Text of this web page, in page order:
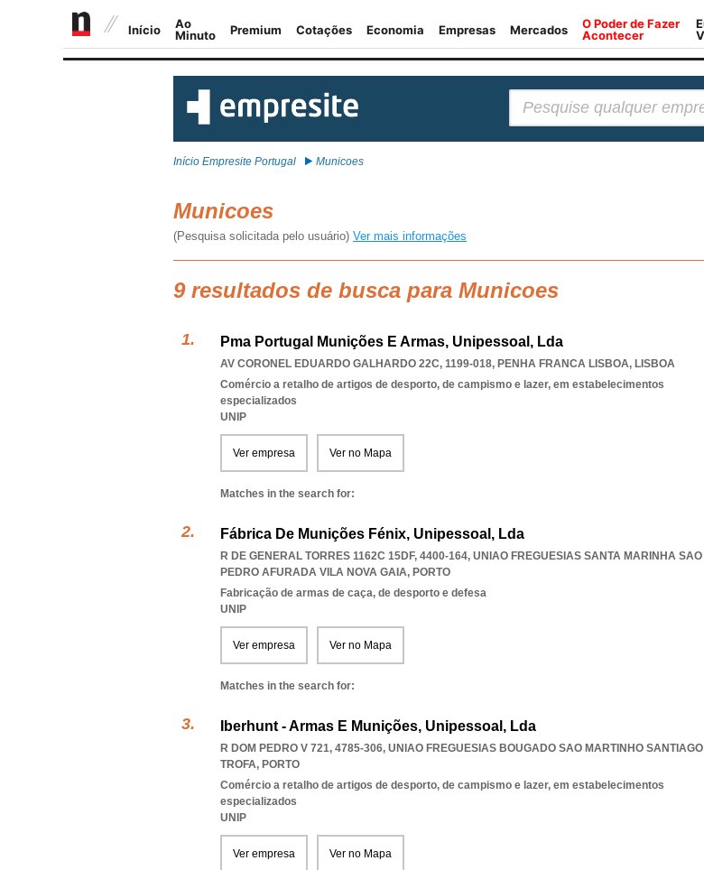
Início Empresite Portugal Municoes
Municoes
(Pesquisa solicitada pelo usuário) Ver mais informações
9 resultados de busca para Municoes
Pma Portugal Munições E Armas, Unipessoal, Lda
AV CORONEL EDUARDO GALHARDO 22C, 1199-018, PENHA FRANCA LISBOA, LISBOA
Comércio a retalho de artigos de desporto, de campismo e lazer, em estabelecimentos
especializados
UNIP
Ver empresa Ver no Mapa
Matches in the search for:
Fábrica De Munições Fénix, Unipessoal, Lda
R DE GENERAL TORRES 1162C 15DF, 4400-164, UNIAO FREGUESIAS SANTA MARINHA SAO
PEDRO AFURADA VILA NOVA GAIA, PORTO
Fabricação de armas de caça, de desporto e defesa
UNIP
Ver empresa Ver no Mapa
Matches in the search for:
Iberhunt - Armas E Munições, Unipessoal, Lda
R DOM PEDRO V 721, 4785-306, UNIAO FREGUESIAS BOUGADO SAO MARTINHO SANTIAGO
TROFA, PORTO
Comércio a retalho de artigos de desporto, de campismo e lazer, em estabelecimentos
especializados
UNIP
Ver empresa Ver no Mapa